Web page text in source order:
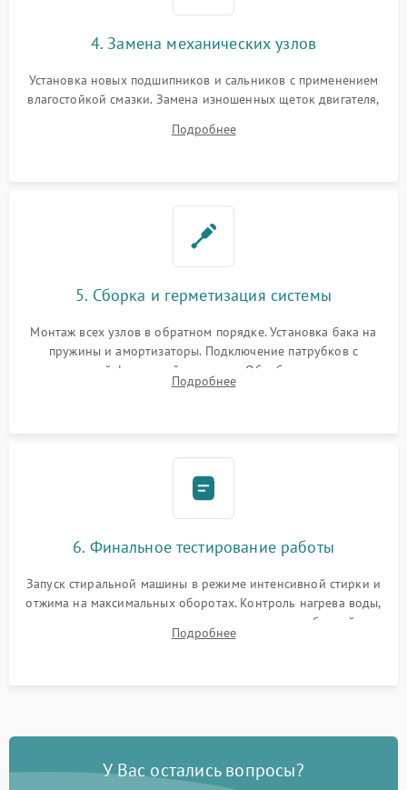
4. Замена механических узлов
Установка новых подшипников и сальников с применением
влагостойкой смазки. Замена изношенных щеток двигателя,
или поврежденной резиновой манжеты.
Подробнее
5. Сборка и герметизация системы
Монтаж всех узлов в обратном порядке. Установка бака на
пружины и амортизаторы. Подключение патрубков с
надежной фиксацией хомутами. Обработка стыков
герметиком для предотвращения возможных протечек воды.
Подробнее
6. Финальное тестирование работы
Запуск стиральной машины в режиме интенсивной стирки и
отжима на максимальных оборотах. Контроль нагрева воды,
корректности слива, отсутствия излишних вибраций,
посторонних стуков и протечек под корпусом.
Подробнее
У Вас остались вопросы?